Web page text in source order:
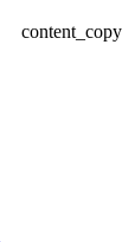
content_copy